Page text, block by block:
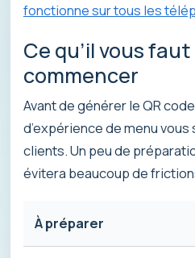
fonctionne sur tous les
Ce qu’il vous
commencer
Avant de générer le QR
d’expérience de menu
clients. Un peu de
évitera beaucoup de
À préparer